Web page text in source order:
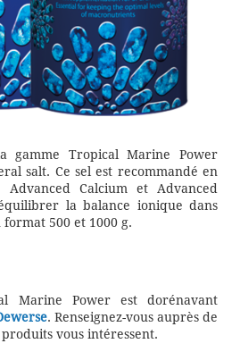
gamme Tropical Marine Power
salt. Ce sel est recommandé en
Calcium et Advanced
la balance ionique dans
format 500 et 1000 g.
Marine Power est dorénavant
. Renseignez-vous auprès de
vous intéressent.